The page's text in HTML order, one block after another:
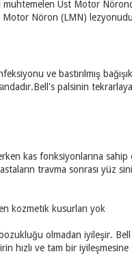
muhtemelen Üst Motor
Motor Nöron (LMN)
ve bastırılmış
palsinin
kas fonksiyonlarına sahip
travma sonrası yüz
kozmetik kusurları yok
olmadan iyileşir. Bell
hızlı ve tam bir iyileşmesine